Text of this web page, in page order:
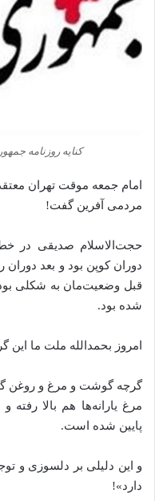
کنایه روزنامه
امام جمعه موقت تهران
مردمی آفرین گفت!
قبل وضعیت‌مان به شکلی
شده بود.
امروز بحمدالله ملت ما این
گرچه گوشت و مرغ و روغن
مرغ یارانه‌ها هم بالا
پایین شده‌‌ است.
و این دلیلی بر دلسوزی و
دارد»!